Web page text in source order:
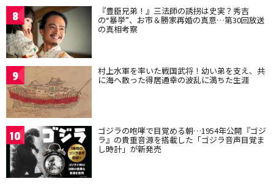
8 『豊臣兄弟！』三法師の誘拐は史実？秀吉
の“暴挙”、お市＆勝家再婚の真意…第30回放送
の真相考察
9 村上水軍を率いた戦国武将！幼い弟を支え、共
に海へ散った得居通幸の波乱に満ちた生涯
10 ゴジラの咆哮で目覚める朝…1954年公開『ゴジ
ラ』の貴重音源を搭載した「ゴジラ音声目覚ま
し時計」が新発売